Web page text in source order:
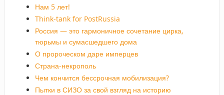
Нам 5 лет!
Think-tank for PostRussia
Россия — это гармоничное сочетание цирка,
тюрьмы и сумасшедшего дома
О пророческом даре имперцев
Страна-некрополь
Чем кончится бессрочная мобилизация?
Пытки в СИЗО за свой взгляд на историю